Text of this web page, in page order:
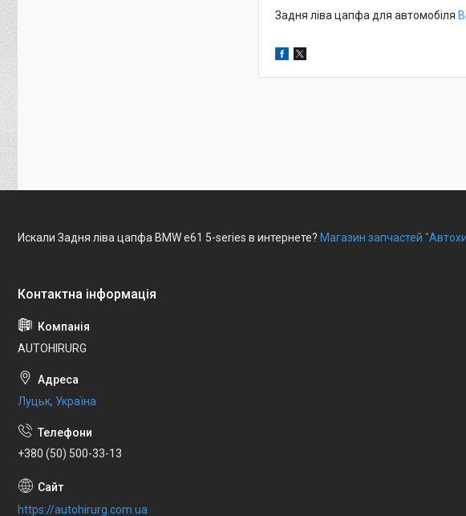
Задня ліва цапфа для автомобіля
Искали Задня ліва цапфа BMW e61 5-series в интернете? Магазин запчастей
AUTOHIRURG
Луцьк, Україна
+380 (50) 500-33-13
https://autohirurg.com.ua